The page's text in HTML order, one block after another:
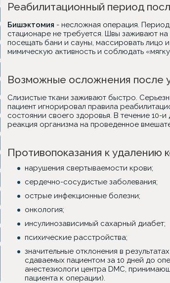
Реабилитационный период
Бишэктомия - несложная операция.
стационаре не требуется. Швы заживают на
посещать бани и сауны, массировать лицо
мимическую активность и соблюдать
Возможные осложнения после
Слизистые ткани заживают быстро.
пациент игнорировал правила
состоянии своего здоровья. В течение 10-
реакция организма на проведенное
Противопоказания к удалению
нарушения свертываемости крови;
сердечно-сосудистые заболевания;
острые инфекционные болезни;
онкология;
инсулинозависимый сахарный диабет;
психические расстройства;
значительные отклонения в
сдаваемых пациентом за 10 дней до
анестезиологи центра DMC,
пациента к операции).